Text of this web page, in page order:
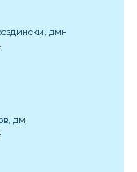
дмн
дм